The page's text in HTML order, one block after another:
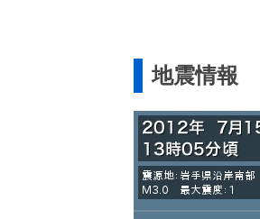
地震情報